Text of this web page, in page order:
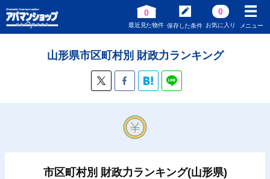
0
最近見た物件 保存した条件
0
お気に入り メニュー
山形県市区町村別 財政力ランキング
市区町村別 財政力ランキング(山形県)